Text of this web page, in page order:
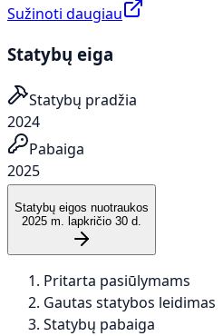
Sužinoti daugiau
Statybų eiga
Statybų pradžia
2024
Pabaiga
2025
Statybų eigos nuotraukos
2025 m. lapkričio 30 d.
Pritarta pasiūlymams
Gautas statybos leidimas
Statybų pabaiga